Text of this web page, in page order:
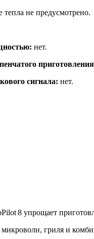
тепла не предусмотрено.
нет.
сигнала: нет.
8 упрощает
микроволн, гриля и